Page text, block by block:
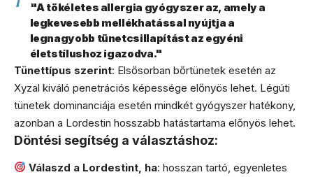
"A tökéletes allergia gyógyszer az, amely a
legkevesebb mellékhatással nyújtja a
legnagyobb tünetcsillapítást az egyéni
életstílushoz igazodva."
Tünettípus szerint: Elsősorban bőrtünetek esetén az
Xyzal kiváló penetrációs képessége előnyös lehet. Légúti
tünetek dominanciája esetén mindkét gyógyszer hatékony,
azonban a Lordestin hosszabb hatástartama előnyös lehet.
Döntési segítség a választáshoz:
Válaszd a Lordestint, ha: hosszan tartó, egyenletes